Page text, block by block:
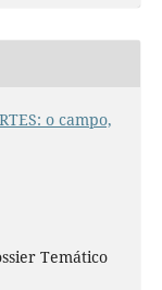
o campo,
Temático